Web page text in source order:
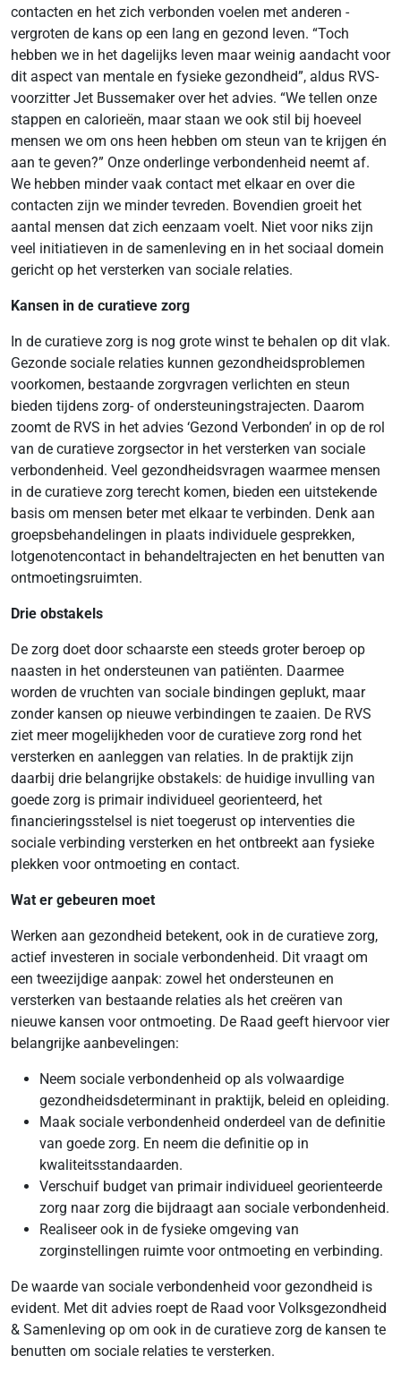
contacten en het zich verbonden voelen met anderen -
vergroten de kans op een lang en gezond leven. “Toch
hebben we in het dagelijks leven maar weinig aandacht voor
dit aspect van mentale en fysieke gezondheid”, aldus RVS-
voorzitter Jet Bussemaker over het advies. “We tellen onze
stappen en calorieën, maar staan we ook stil bij hoeveel
mensen we om ons heen hebben om steun van te krijgen én
aan te geven?” Onze onderlinge verbondenheid neemt af.
We hebben minder vaak contact met elkaar en over die
contacten zijn we minder tevreden. Bovendien groeit het
aantal mensen dat zich eenzaam voelt. Niet voor niks zijn
veel initiatieven in de samenleving en in het sociaal domein
gericht op het versterken van sociale relaties.
Kansen in de curatieve zorg
In de curatieve zorg is nog grote winst te behalen op dit vlak.
Gezonde sociale relaties kunnen gezondheidsproblemen
voorkomen, bestaande zorgvragen verlichten en steun
bieden tijdens zorg- of ondersteuningstrajecten. Daarom
zoomt de RVS in het advies ‘Gezond Verbonden’ in op de rol
van de curatieve zorgsector in het versterken van sociale
verbondenheid. Veel gezondheidsvragen waarmee mensen
in de curatieve zorg terecht komen, bieden een uitstekende
basis om mensen beter met elkaar te verbinden. Denk aan
groepsbehandelingen in plaats individuele gesprekken,
lotgenotencontact in behandeltrajecten en het benutten van
ontmoetingsruimten.
Drie obstakels
De zorg doet door schaarste een steeds groter beroep op
naasten in het ondersteunen van patiënten. Daarmee
worden de vruchten van sociale bindingen geplukt, maar
zonder kansen op nieuwe verbindingen te zaaien. De RVS
ziet meer mogelijkheden voor de curatieve zorg rond het
versterken en aanleggen van relaties. In de praktijk zijn
daarbij drie belangrijke obstakels: de huidige invulling van
goede zorg is primair individueel georienteerd, het
financieringsstelsel is niet toegerust op interventies die
sociale verbinding versterken en het ontbreekt aan fysieke
plekken voor ontmoeting en contact.
Wat er gebeuren moet
Werken aan gezondheid betekent, ook in de curatieve zorg,
actief investeren in sociale verbondenheid. Dit vraagt om
een tweezijdige aanpak: zowel het ondersteunen en
versterken van bestaande relaties als het creëren van
nieuwe kansen voor ontmoeting. De Raad geeft hiervoor vier
belangrijke aanbevelingen:
Neem sociale verbondenheid op als volwaardige
gezondheidsdeterminant in praktijk, beleid en opleiding.
Maak sociale verbondenheid onderdeel van de definitie
van goede zorg. En neem die definitie op in
kwaliteitsstandaarden.
Verschuif budget van primair individueel georienteerde
zorg naar zorg die bijdraagt aan sociale verbondenheid.
Realiseer ook in de fysieke omgeving van
zorginstellingen ruimte voor ontmoeting en verbinding.
De waarde van sociale verbondenheid voor gezondheid is
evident. Met dit advies roept de Raad voor Volksgezondheid
& Samenleving op om ook in de curatieve zorg de kansen te
benutten om sociale relaties te versterken.